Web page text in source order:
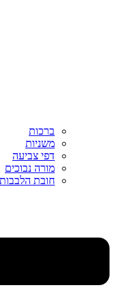
ברכות
משניות
דפי צביעה
מורה נבוכים
חובת הלבבות